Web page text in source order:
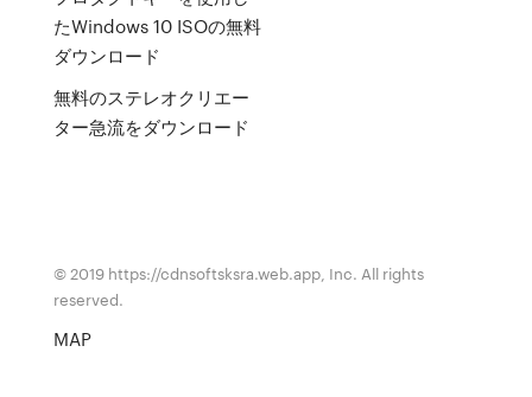
たWindows 10 ISOの無料
ダウンロード
無料のステレオクリエー
ター急流をダウンロード
© 2019 https://cdnsoftsksra.web.app, Inc. All rights
reserved.
MAP